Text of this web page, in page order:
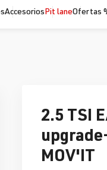
AccesoriosPit laneOfertas
2.5 TSI
MOV'IT